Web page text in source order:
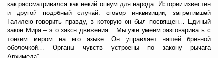
как рассматривался как некий опиум для народа. Истории известен
и другой подобный случай: сговор инквизиции, запретившей
Галилею говорить правду, в которую он был посвящен… Единый
закон Мира – это закон движения... Мы уже умеем разговаривать с
тонким миром на его языке. Он управляет нашей бренной
оболочкой… Органы чувств устроены по закону рычага
Архимеда”...